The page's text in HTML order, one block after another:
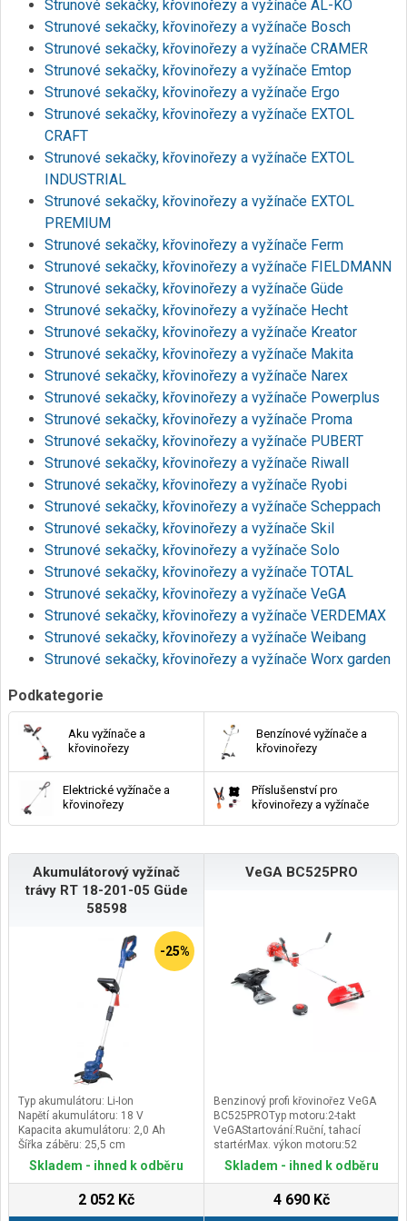
Strunové sekačky, křovinořezy a vyžínače AL-KO
Strunové sekačky, křovinořezy a vyžínače Bosch
Strunové sekačky, křovinořezy a vyžínače CRAMER
Strunové sekačky, křovinořezy a vyžínače Emtop
Strunové sekačky, křovinořezy a vyžínače Ergo
Strunové sekačky, křovinořezy a vyžínače EXTOL
CRAFT
Strunové sekačky, křovinořezy a vyžínače EXTOL
INDUSTRIAL
Strunové sekačky, křovinořezy a vyžínače EXTOL
PREMIUM
Strunové sekačky, křovinořezy a vyžínače Ferm
Strunové sekačky, křovinořezy a vyžínače FIELDMANN
Strunové sekačky, křovinořezy a vyžínače Güde
Strunové sekačky, křovinořezy a vyžínače Hecht
Strunové sekačky, křovinořezy a vyžínače Kreator
Strunové sekačky, křovinořezy a vyžínače Makita
Strunové sekačky, křovinořezy a vyžínače Narex
Strunové sekačky, křovinořezy a vyžínače Powerplus
Strunové sekačky, křovinořezy a vyžínače Proma
Strunové sekačky, křovinořezy a vyžínače PUBERT
Strunové sekačky, křovinořezy a vyžínače Riwall
Strunové sekačky, křovinořezy a vyžínače Ryobi
Strunové sekačky, křovinořezy a vyžínače Scheppach
Strunové sekačky, křovinořezy a vyžínače Skil
Strunové sekačky, křovinořezy a vyžínače Solo
Strunové sekačky, křovinořezy a vyžínače TOTAL
Strunové sekačky, křovinořezy a vyžínače VeGA
Strunové sekačky, křovinořezy a vyžínače VERDEMAX
Strunové sekačky, křovinořezy a vyžínače Weibang
Strunové sekačky, křovinořezy a vyžínače Worx garden
Podkategorie
Aku vyžínače a
křovinořezy
Benzínové vyžínače a
křovinořezy
Elektrické vyžínače a
křovinořezy
Příslušenství pro
křovinořezy a vyžínače
Akumulátorový vyžínač
trávy RT 18-201-05 Güde
58598
-25%
Typ akumulátoru: Li-Ion
Napětí akumulátoru: 18 V
Kapacita akumulátoru: 2,0 Ah
Šířka záběru: 25,5 cm
Skladem - ihned k odběru
2 052 Kč
VeGA BC525PRO
Benzinový profi křovinořez VeGA
BC525PROTyp motoru:2-takt
VeGAStartování:Ruční, tahací
startérMax. výkon motoru:52
ccm/2,2 kWMax. otáčky
motoru:7500 rpmObjem nádrže:1
struny:430 mmKovová
hřídel:ANODvouramenný zádový
Skladem - ihned k odběru
4 690 Kč